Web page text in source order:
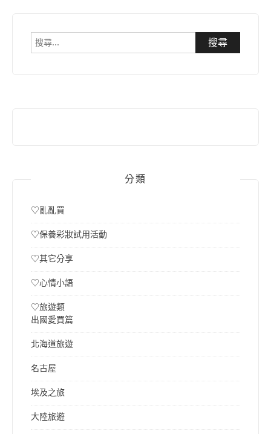
搜
分類
♡亂亂買
♡保養彩妝試用活動
♡其它分享
♡心情小語
♡旅遊類
出國愛買篇
北海道旅遊
名古屋
埃及之旅
大陸旅遊